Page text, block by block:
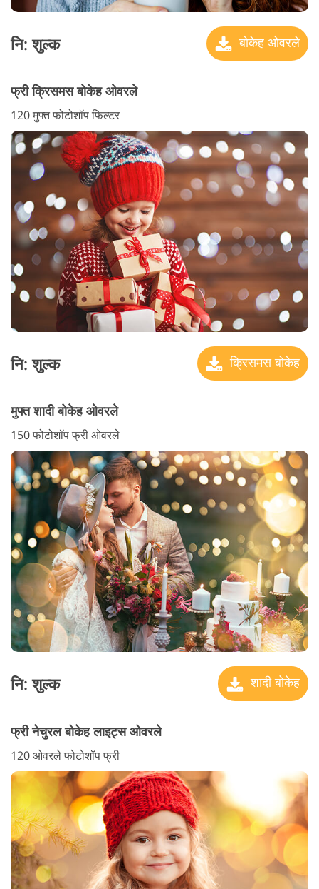
नि: शुल्क बोकेह ओवरले
फ्री क्रिसमस बोकेह ओवरले
120 मुफ्त फोटोशॉप फिल्टर
नि: शुल्क क्रिसमस बोकेह
मुफ्त शादी बोकेह ओवरले
150 फोटोशॉप फ्री ओवरले
नि: शुल्क शादी बोकेह
फ्री नेचुरल बोकेह लाइट्स ओवरले
120 ओवरले फोटोशॉप फ्री